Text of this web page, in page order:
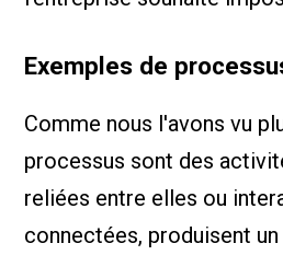
Exemples de
Comme nous l'avons vu
processus sont des
reliées entre elles ou
connectées, produisent